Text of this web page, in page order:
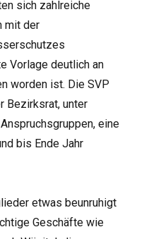
sich zahlreiche
mit der
Vorlage deutlich an
worden ist. Die SVP
Bezirksrat, unter
eine
bis Ende Jahr
etwas beunruhigt
Geschäfte wie